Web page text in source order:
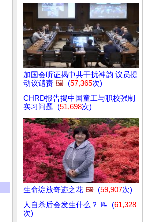
加国会听证揭中共干扰神韵 议员提
动议谴责 🖼️ (57,365次)
CHRD报告揭中国童工与职校强制
实习问题 (51,698次)
生命绽放奇迹之花 🖼️ (59,907次)
人自杀后会发生什么？ 📝 (61,328
次)